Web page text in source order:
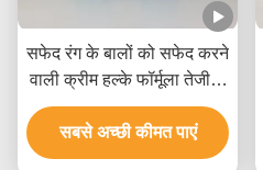
सफेद रंग के बालों को सफेद करने
वाली क्रीम हल्के फॉर्मूला तेजी से
फीका उठाना 9 स्तरों तक
सबसे अच्छी कीमत पाएं